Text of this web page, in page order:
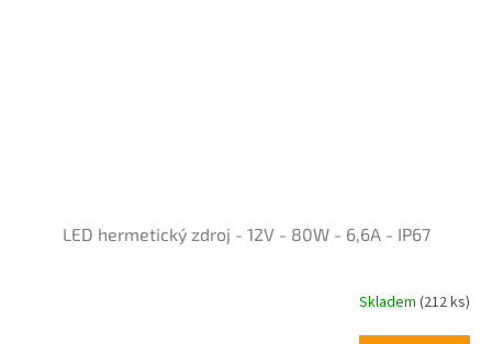
LED hermetický zdroj - 12V - 80W - 6,6A - IP67
Skladem (212 ks)